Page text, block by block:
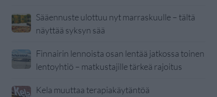
Sääennuste ulottuu nyt marraskuulle – tältä
näyttää syksyn sää
Finnairin lennoista osan lentää jatkossa toinen
lentoyhtiö – matkustajille tärkeä rajoitus
Kela muuttaa terapiakäytäntöä